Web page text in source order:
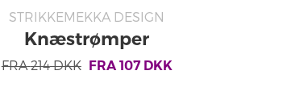
STRIKKEMEKKA DESIGN
Knæstrømper
FRA 214DKK FRA 107DKK